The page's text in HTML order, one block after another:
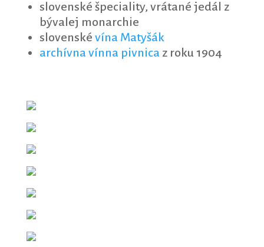
slovenské špeciality, vrátané jedál z
bývalej monarchie
slovenské vína Matyšák
archívna vínna pivnicaz roku 1904